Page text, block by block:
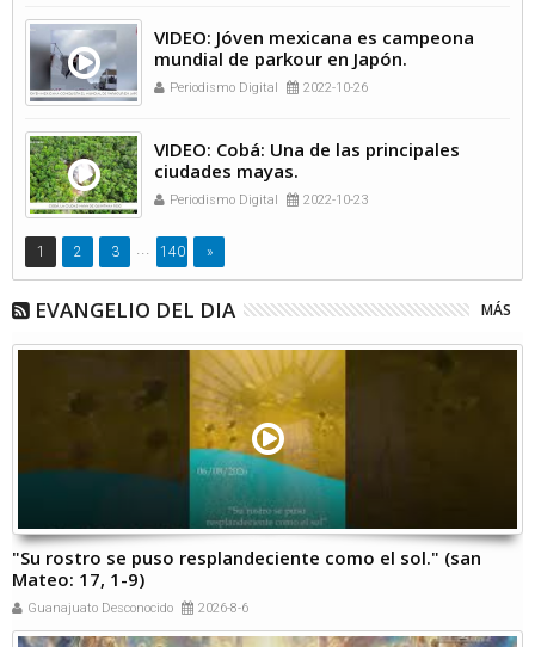
VIDEO: Jóven mexicana es campeona
mundial de parkour en Japón.
Periodismo Digital 2022-10-26
VIDEO: Cobá: Una de las principales
ciudades mayas.
Periodismo Digital 2022-10-23
1 2 3 ... 140 »
EVANGELIO DEL DIA MÁS
"Su rostro se puso resplandeciente como el sol." (san
Mateo: 17, 1-9)
Guanajuato Desconocido 2026-8-6